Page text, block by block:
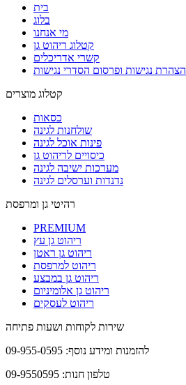
בית
בלוג
מי אנחנו
קטלוג ריהוט גן
קשרי אדריכלים
הצהרת נגישות ופרסום הסדרי נגישות
קטלוג מוצרים
כסאות
שולחנות לגינה
פינות אוכל לגינה
כיסויים לריהוט גן
מערכות ישיבה לגינה
נדנדות וערסלים לגינה
רהיטי גן ומרפסת
PREMIUM
ריהוט גן עץ
ריהוט גן ראטן
ריהוט למרפסת
ריהוט גן במבצע
ריהוט גן אלומיניום
ריהוט לעסקים
שירות לקוחות ושעות פתיחה
להזמנות ומידע נוסף: 09-955-0595
טלפון חנות: 09-9550595